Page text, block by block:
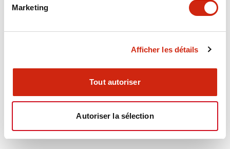
Marketing
Afficher les détails
Tout autoriser
Autoriser la sélection
Functional Specifications
Mounting and Installation Specifications
Documents et fichiers